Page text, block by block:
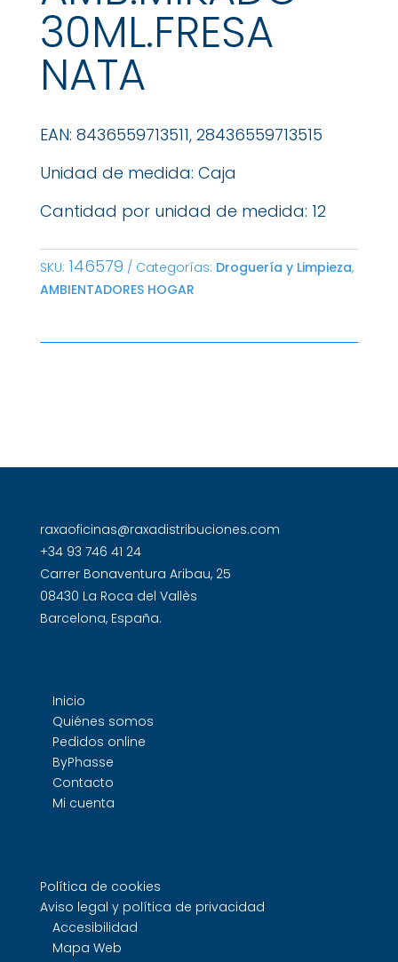
30ML.FRESA
NATA
EAN: 8436559713511, 28436559713515
Unidad de medida: Caja
Cantidad por unidad de medida: 12
SKU: 146579 Categorías: Droguería y Limpieza,
AMBIENTADORES HOGAR
raxaoficinas@raxadistribuciones.com
+34 93 746 41 24
Carrer Bonaventura Aribau, 25
08430 La Roca del Vallès
Barcelona, España.
Inicio
Quiénes somos
Pedidos online
ByPhasse
Contacto
Mi cuenta
Política de cookies
Aviso legal y política de privacidad
Accesibilidad
Mapa Web